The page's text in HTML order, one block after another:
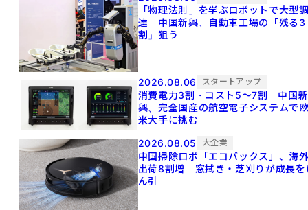
「物理法則」を学ぶロボットで大型
達 中国新興、自動車工場の「残る3
割」狙う
2026.08.06 スタートアップ
消費電力3割・コスト5〜7割 中国新
興、完全国産の航空電子システムで
米大手に挑む
2026.08.05
大企業
中国掃除ロボ「エコバックス」、海
出荷8割増 窓拭き・芝刈りが成長を
ん引